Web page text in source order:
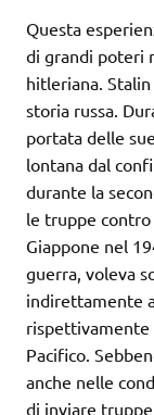
Questa
di grandi poteri
hitleriana.
storia russa.
portata delle
lontana dal
durante la
le truppe contro
Giappone nel
guerra, voleva
indirettamente
rispettivamente
Pacifico.
anche nelle
di inviare